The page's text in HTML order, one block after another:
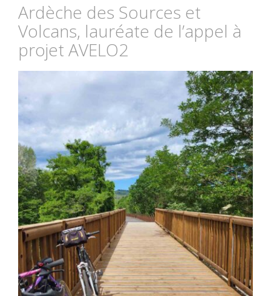
Ardèche des Sources et
Volcans, lauréate de l’appel à
projet AVELO2